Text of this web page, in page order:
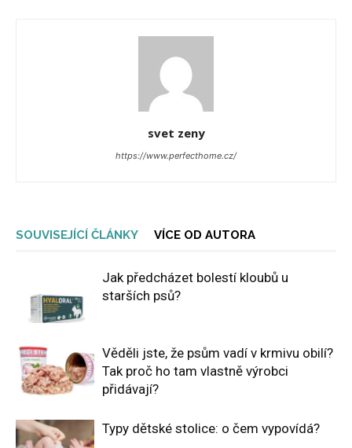
svet zeny
https://www.perfecthome.cz/
SOUVISEJÍCÍ ČLÁNKY VÍCE OD AUTORA
Jak předcházet bolestí kloubů u
starších psů?
Věděli jste, že psům vadí v krmivu obilí?
Tak proč ho tam vlastně výrobci
přidávají?
Typy dětské stolice: o čem vypovídá?